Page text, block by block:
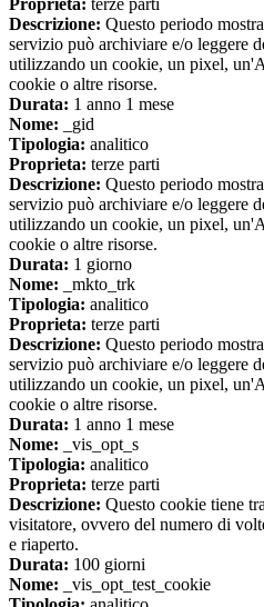
Proprieta: terze parti
Descrizione: Questo periodo
servizio può archiviare e/o leggere
utilizzando un cookie, un pixel,
cookie o altre risorse.
Durata: 1 anno 1 mese
Nome: _gid
Tipologia: analitico
Proprieta: terze parti
Descrizione: Questo periodo
servizio può archiviare e/o leggere
utilizzando un cookie, un pixel,
cookie o altre risorse.
Durata: 1 giorno
Nome: _mkto_trk
Tipologia: analitico
Proprieta: terze parti
Descrizione: Questo periodo
servizio può archiviare e/o leggere
utilizzando un cookie, un pixel,
cookie o altre risorse.
Durata: 1 anno 1 mese
Nome: _vis_opt_s
Tipologia: analitico
Proprieta: terze parti
Descrizione: Questo cookie tiene
visitatore, ovvero del numero di
e riaperto.
Durata: 100 giorni
Nome: _vis_opt_test_cookie